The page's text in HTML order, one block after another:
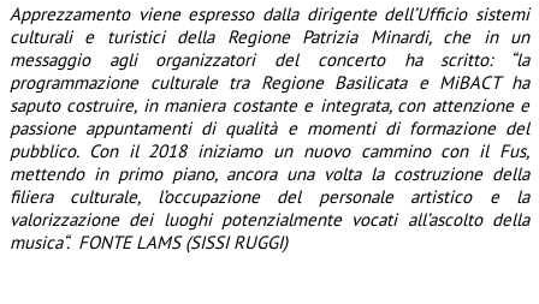
Apprezzamento viene espresso dalla dirigente dell’Ufficio sistemi
culturali e turistici della Regione Patrizia Minardi, che in un
messaggio agli organizzatori del concerto ha scritto: “la
programmazione culturale tra Regione Basilicata e MiBACT ha
saputo costruire, in maniera costante e integrata, con attenzione e
passione appuntamenti di qualità e momenti di formazione del
pubblico. Con il 2018 iniziamo un nuovo cammino con il Fus,
mettendo in primo piano, ancora una volta la costruzione della
filiera culturale, l’occupazione del personale artistico e la
valorizzazione dei luoghi potenzialmente vocati all’ascolto della
musica“. FONTE LAMS (SISSI RUGGI)